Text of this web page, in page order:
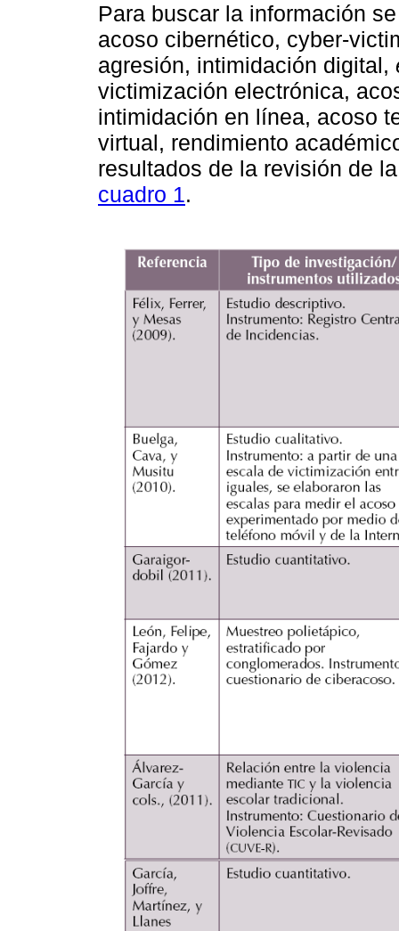
Para buscar la información
acoso cibernético, cyber-
agresión, intimidación digital,
victimización electrónica,
intimidación en línea, acoso
virtual, rendimiento
resultados de la revisión de
cuadro 1.